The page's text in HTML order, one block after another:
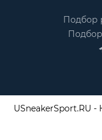
Подбор
USneakerSport.RU